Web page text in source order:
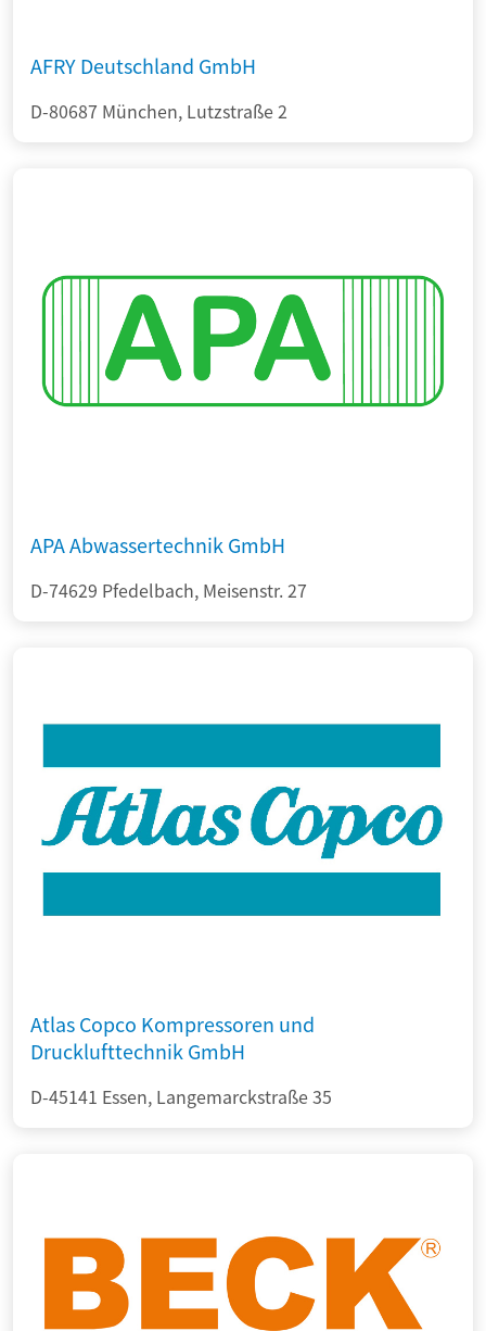
AFRY Deutschland GmbH
D-80687 München, Lutzstraße 2
APA Abwassertechnik GmbH
D-74629 Pfedelbach, Meisenstr. 27
Atlas Copco Kompressoren und
Drucklufttechnik GmbH
D-45141 Essen, Langemarckstraße 35